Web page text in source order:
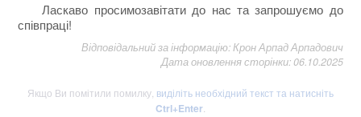
Ласкаво просимозавітати до нас та запрошуємо до
співпраці!
Відповідальний за інформацію: Крон Арпад Арпадович
Дата оновлення сторінки: 06.10.2025
Якщо Ви помітили помилку, виділіть необхідний текст та натисніть
Ctrl+Enter